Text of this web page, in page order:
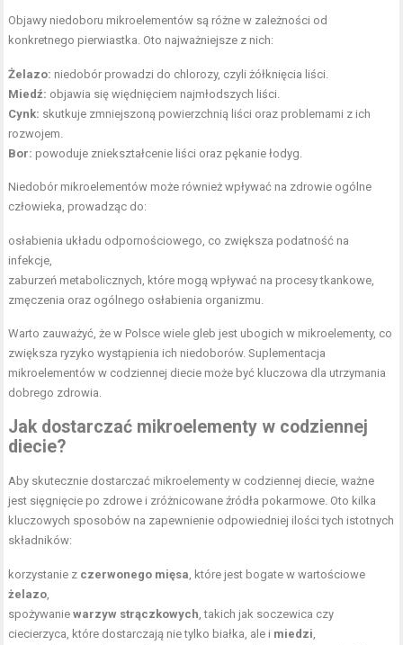
Objawy niedoboru mikroelementów są różne w zależności od
konkretnego pierwiastka. Oto najważniejsze z nich:
Żelazo: niedobór prowadzi do chlorozy, czyli żółknięcia liści.
Miedź: objawia się więdnięciem najmłodszych liści.
Cynk: skutkuje zmniejszoną powierzchnią liści oraz problemami z ich
rozwojem.
Bor: powoduje zniekształcenie liści oraz pękanie łodyg.
Niedobór mikroelementów może również wpływać na zdrowie ogólne
człowieka, prowadząc do:
osłabienia układu odpornościowego, co zwiększa podatność na
infekcje,
zaburzeń metabolicznych, które mogą wpływać na procesy tkankowe,
zmęczenia oraz ogólnego osłabienia organizmu.
Warto zauważyć, że w Polsce wiele gleb jest ubogich w mikroelementy, co
zwiększa ryzyko wystąpienia ich niedoborów. Suplementacja
mikroelementów w codziennej diecie może być kluczowa dla utrzymania
dobrego zdrowia.
Jak dostarczać mikroelementy w codziennej
diecie?
Aby skutecznie dostarczać mikroelementy w codziennej diecie, ważne
jest sięgnięcie po zdrowe i zróżnicowane źródła pokarmowe. Oto kilka
kluczowych sposobów na zapewnienie odpowiedniej ilości tych istotnych
składników:
korzystanie z czerwonego mięsa , które jest bogate w wartościowe
żelazo
spożywaniewarzyw strączkowych , takich jak soczewica czy
ciecierzyca, które dostarczają nie tylko białka, ale i miedzi